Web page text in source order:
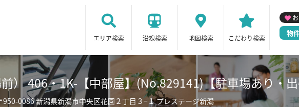
エリア検索 沿線検索 地図検索 こだわり検索
物
） 406・1K-【中部屋】(No.829141)【駐車場あり・
950-0086 新潟県新潟市中央区花園２丁目３−１ プレステージ新潟